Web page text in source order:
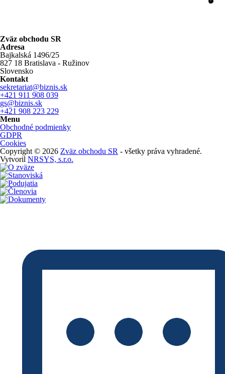
Zväz obchodu SR
Adresa
Bajkalská 1496/25
827 18 Bratislava - Ružinov
Slovensko
Kontakt
sekretariat@biznis.sk
+421 911 908 039
gs@biznis.sk
+421 908 223 229
Menu
Obchodné podmienky
GDPR
Cookies
Copyright © 2026 Zväz obchodu SR - všetky práva vyhradené.
Vytvoril NRSYS, s.r.o.